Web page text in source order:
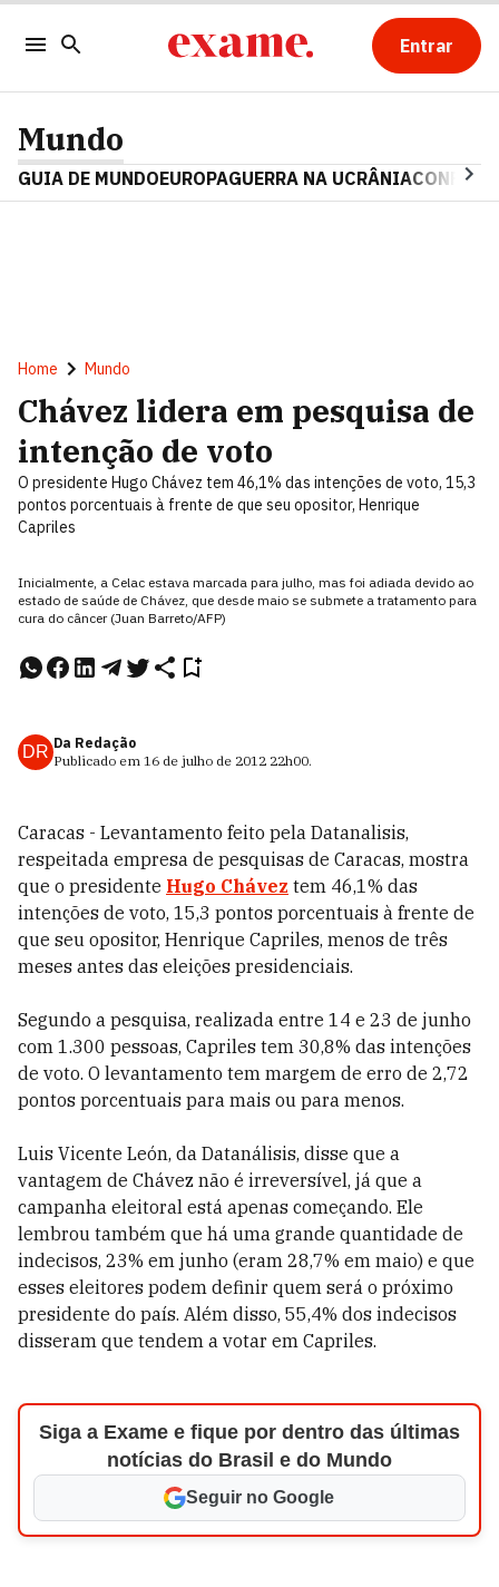
Entrar
Mundo
GUIA DE MUNDOEUROPAGUERRA NA UCRÂNIA
Home Mundo
Chávez lidera em pesquisa de
intenção de voto
O presidente Hugo Chávez tem 46,1% das intenções de voto, 15,3
pontos porcentuais à frente de que seu opositor, Henrique
Capriles
Inicialmente, a Celac estava marcada para julho, mas foi adiada devido ao
estado de saúde de Chávez, que desde maio se submete a tratamento para
cura do câncer (Juan Barreto/AFP)
DR Da Redação
Publicado em 16 de julho de 2012 22h00.
Caracas - Levantamento feito pela Datanalisis,
respeitada empresa de pesquisas de Caracas, mostra
que o presidente Hugo Chávez tem 46,1% das
intenções de voto, 15,3 pontos porcentuais à frente de
que seu opositor, Henrique Capriles, menos de três
meses antes das eleições presidenciais.
Segundo a pesquisa, realizada entre 14 e 23 de junho
com 1.300 pessoas, Capriles tem 30,8% das intenções
de voto. O levantamento tem margem de erro de 2,72
pontos porcentuais para mais ou para menos.
Luis Vicente León, da Datanálisis, disse que a
vantagem de Chávez não é irreversível, já que a
campanha eleitoral está apenas começando. Ele
lembrou também que há uma grande quantidade de
indecisos, 23% em junho (eram 28,7% em maio) e que
esses eleitores podem definir quem será o próximo
presidente do país. Além disso, 55,4% dos indecisos
disseram que tendem a votar em Capriles.
Siga a Exame e fique por dentro das últimas
notícias do Brasil e do Mundo
Seguir no Google